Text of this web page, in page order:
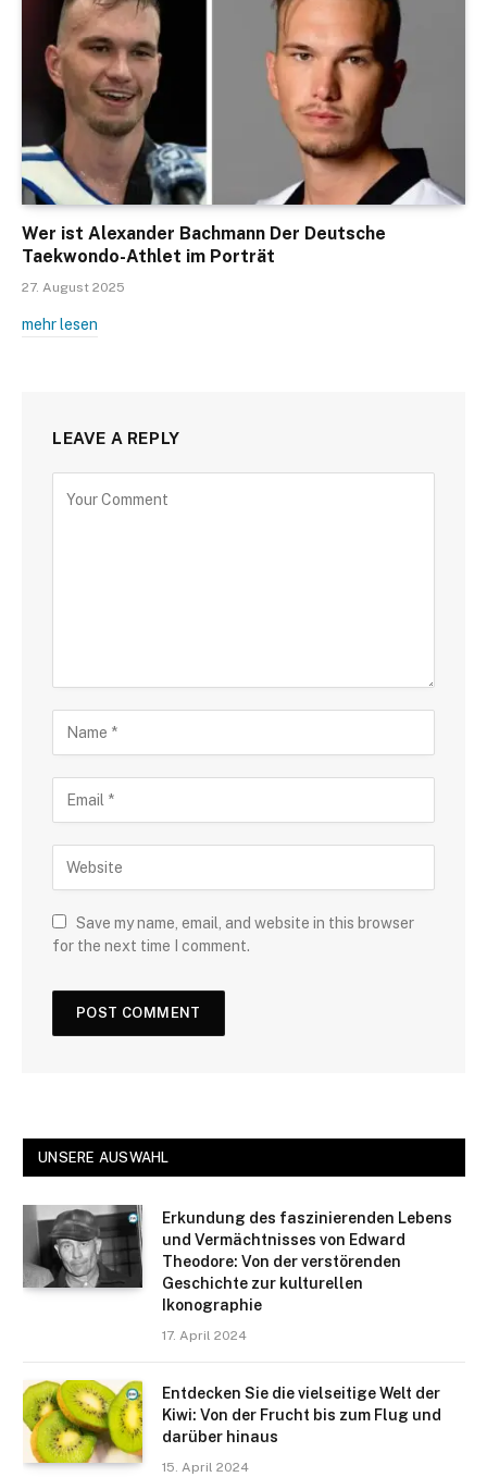
Wer ist Alexander Bachmann Der Deutsche
Taekwondo-Athlet im Porträt
27. August 2025
mehr lesen
LEAVE A REPLY
Save my name, email, and website in this browser
for the next time I comment.
UNSERE AUSWAHL
Erkundung des faszinierenden Lebens
und Vermächtnisses von Edward
Theodore: Von der verstörenden
Geschichte zur kulturellen
Ikonographie
17. April 2024
Entdecken Sie die vielseitige Welt der
Kiwi: Von der Frucht bis zum Flug und
darüber hinaus
15. April 2024